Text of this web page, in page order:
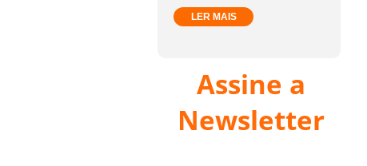
LER MAIS
Assine a
Newsletter